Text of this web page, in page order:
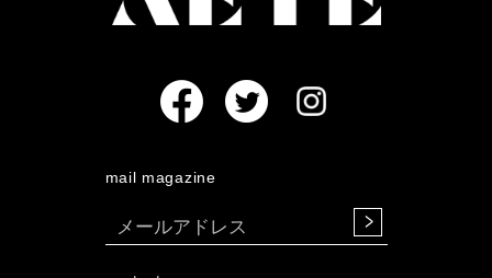
mail magazine